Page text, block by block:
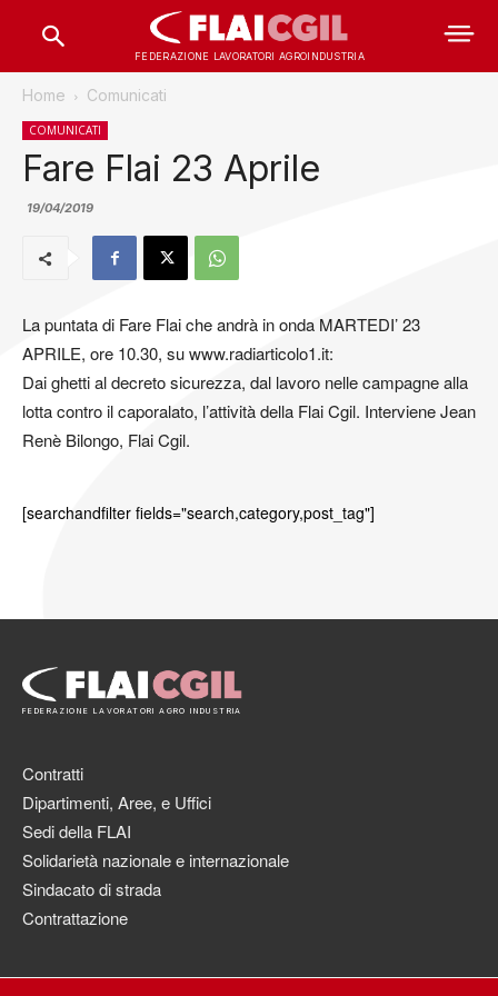
FEDERAZIONE LAVORATORI AGROINDUSTRIA
Home Comunicati
COMUNICATI
Fare Flai 23 Aprile
19/04/2019
La puntata di Fare Flai che andrà in onda MARTEDI’ 23
APRILE, ore 10.30, su www.radiarticolo1.it:
Dai ghetti al decreto sicurezza, dal lavoro nelle campagne alla
lotta contro il caporalato, l’attività della Flai Cgil. Interviene Jean
Renè Bilongo, Flai Cgil.
[searchandfilter fields="search,category,post_tag"]
FEDERAZIONE LAVORATORI AGRO INDUSTRIA
Contratti
Dipartimenti, Aree, e Uffici
Sedi della FLAI
Solidarietà nazionale e internazionale
Sindacato di strada
Contrattazione